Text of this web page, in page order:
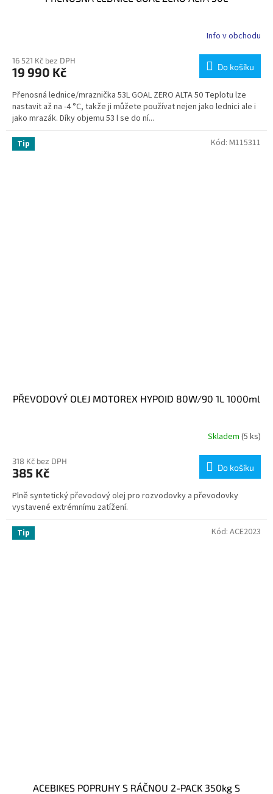
Info v obchodu
16 521 Kč bez DPH
19 990 Kč Do košíku
Přenosná lednice/mraznička 53L GOAL ZERO ALTA 50 Teplotu lze
nastavit až na -4 °C, takže ji můžete používat nejen jako lednici ale i
jako mrazák. Díky objemu 53 l se do ní...
Tip
PŘEVODOVÝ OLEJ MOTOREX HYPOID 80W/90 1L 1000ml
Skladem (5 ks)
318 Kč bez DPH
385 Kč Do košíku
Plně syntetický převodový olej pro rozvodovky a převodovky
vystavené extrémnímu zatížení.
Kód: M115311
Tip
ACEBIKES POPRUHY S RÁČNOU 2-PACK 350kg S
Kód: ACE2023